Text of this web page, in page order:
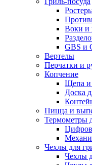
Воки и
GBS и
Вертелы
Перчатки и
Копчение
Щепа и
Доска
Пицца и
Термометры
Чехлы для
Чехлы